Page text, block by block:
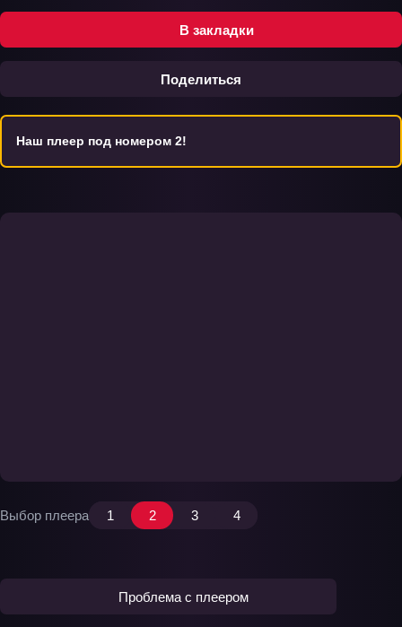
В закладки
Поделиться
Наш плеер под номером 2!
Выбор плеера 1 2 3 4
Проблема с плеером